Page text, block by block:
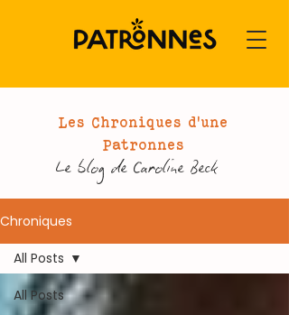
Les Chroniques d'une
Patronnes
Le blog de Caroline Beck
Chroniques
All Posts
All Posts